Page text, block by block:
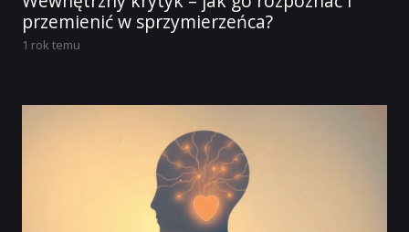
przemienić w sprzymierzeńca?
1 rok temu